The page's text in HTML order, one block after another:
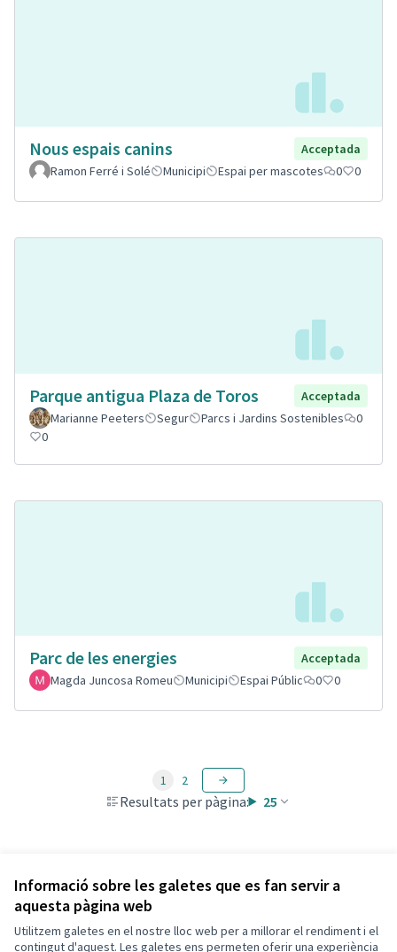
Informació sobre les galetes que es fan servir a
aquesta pàgina web
Utilitzem galetes en el nostre lloc web per a millorar el rendiment i el
contingut d'aquest. Les galetes ens permeten oferir una experiència
Nous espais canins
Acceptada
Ramon Ferré i Solé
Municipi Espai per mascotes 0 0
Parque antigua Plaza de Toros
Acceptada
Marianne Peeters
Segur Parcs i Jardins Sostenibles
0
0
Parc de les energies
Acceptada
Magda Juncosa Romeu
Municipi Espai Públic 0 0
Resultats per pàgina: 25
1 2
Veure totes les propostes retirades
Termes i condicions d'ús